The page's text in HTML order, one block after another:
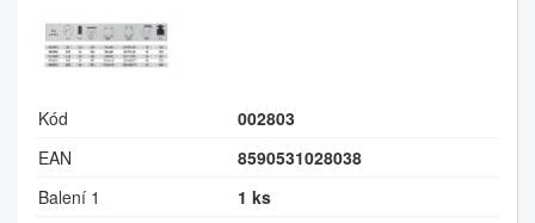
Kód
002803
EAN
8590531028038
Balení 1
1 ks